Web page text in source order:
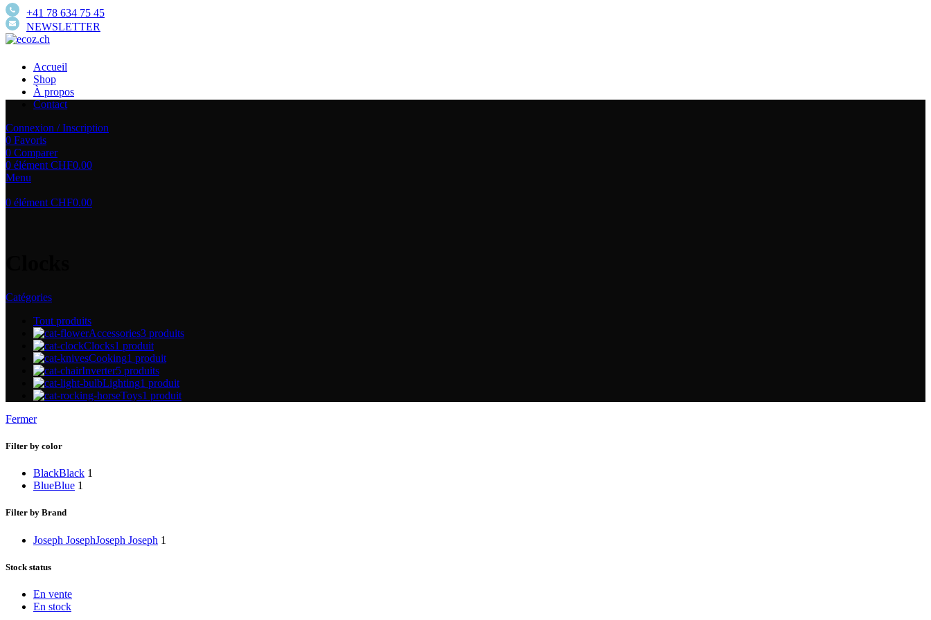
+41 78 634 75 45
NEWSLETTER
Accueil
Shop
À propos
Contact
Connexion / Inscription
0 Favoris
0 Comparer
0 élément CHF0.00
Menu
0 élément CHF0.00
Catégories
Tout produits
Accessories3 produits
Clocks1 produit
Cooking1 produit
Inverter5 produits
Lighting1 produit
Toys1 produit
Fermer
Filter by color
BlackBlack 1
BlueBlue 1
Filter by Brand
Joseph JosephJoseph Joseph 1
Stock status
En vente
En stock